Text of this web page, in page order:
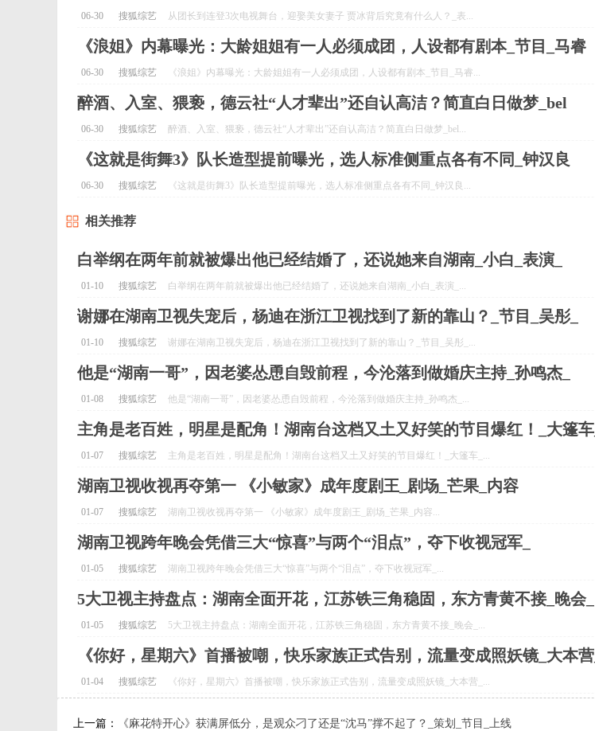
06-30 搜狐综艺 从团长到连登3次电视舞台，迎娶美女妻子 贾冰背后究竟有什么人？_表...
《浪姐》内幕曝光：大龄姐姐有一人必须成团，人设都有剧本_节目_马睿
06-30 搜狐综艺 《浪姐》内幕曝光：大龄姐姐有一人必须成团，人设都有剧本_节目_马睿...
醉酒、入室、猥亵，德云社“人才辈出”还自认高洁？简直白日做梦_bel
06-30 搜狐综艺 醉酒、入室、猥亵，德云社“人才辈出”还自认高洁？简直白日做梦_bel...
《这就是街舞3》队长造型提前曝光，选人标准侧重点各有不同_钟汉良
06-30 搜狐综艺 《这就是街舞3》队长造型提前曝光，选人标准侧重点各有不同_钟汉良...
相关推荐
白举纲在两年前就被爆出他已经结婚了，还说她来自湖南_小白_表演_
01-10 搜狐综艺 白举纲在两年前就被爆出他已经结婚了，还说她来自湖南_小白_表演_...
谢娜在湖南卫视失宠后，杨迪在浙江卫视找到了新的靠山？_节目_吴彤_
01-10 搜狐综艺 谢娜在湖南卫视失宠后，杨迪在浙江卫视找到了新的靠山？_节目_吴彤_...
他是“湖南一哥”，因老婆怂恿自毁前程，今沦落到做婚庆主持_孙鸣杰_
01-08 搜狐综艺 他是“湖南一哥”，因老婆怂恿自毁前程，今沦落到做婚庆主持_孙鸣杰_...
主角是老百姓，明星是配角！湖南台这档又土又好笑的节目爆红！_大篷车_
01-07 搜狐综艺 主角是老百姓，明星是配角！湖南台这档又土又好笑的节目爆红！_大篷车_...
湖南卫视收视再夺第一 《小敏家》成年度剧王_剧场_芒果_内容
01-07 搜狐综艺 湖南卫视收视再夺第一 《小敏家》成年度剧王_剧场_芒果_内容...
湖南卫视跨年晚会凭借三大“惊喜”与两个“泪点”，夺下收视冠军_
01-05 搜狐综艺 湖南卫视跨年晚会凭借三大“惊喜”与两个“泪点”，夺下收视冠军_...
5大卫视主持盘点：湖南全面开花，江苏铁三角稳固，东方青黄不接_晚会_
01-05 搜狐综艺 5大卫视主持盘点：湖南全面开花，江苏铁三角稳固，东方青黄不接_晚会_...
《你好，星期六》首播被嘲，快乐家族正式告别，流量变成照妖镜_大本营_
01-04 搜狐综艺 《你好，星期六》首播被嘲，快乐家族正式告别，流量变成照妖镜_大本营_...
上一篇：
《麻花特开心》获满屏低分，是观众刁了还是“沈马”撑不起了？_策划_节目_上线